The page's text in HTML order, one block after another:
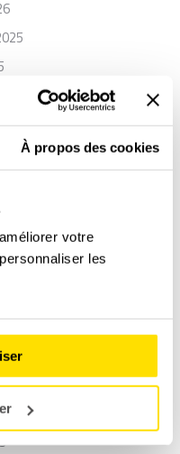
À propos des cookies
votre
les